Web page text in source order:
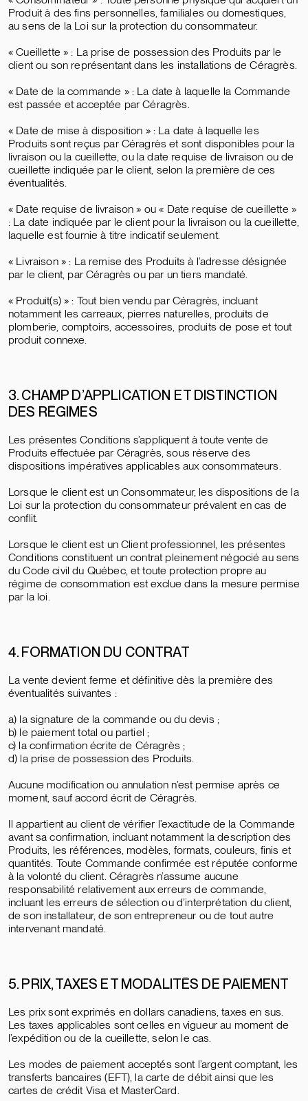
Produit à des fins personnelles, familiales ou domestiques,
au sens de la Loi sur la protection du consommateur.
« Cueillette » : La prise de possession des Produits par le
client ou son représentant dans les installations de Céragrès.
« Date de la commande » : La date à laquelle la Commande
est passée et acceptée par Céragrès.
« Date de mise à disposition » : La date à laquelle les
Produits sont reçus par Céragrès et sont disponibles pour la
livraison ou la cueillette, ou la date requise de livraison ou de
cueillette indiquée par le client, selon la première de ces
éventualités.
« Date requise de livraison » ou « Date requise de cueillette »
: La date indiquée par le client pour la livraison ou la cueillette,
laquelle est fournie à titre indicatif seulement.
« Livraison » : La remise des Produits à l’adresse désignée
par le client, par Céragrès ou par un tiers mandaté.
« Produit(s) » : Tout bien vendu par Céragrès, incluant
notamment les carreaux, pierres naturelles, produits de
plomberie, comptoirs, accessoires, produits de pose et tout
produit connexe.
3. CHAMP D’APPLICATION ET DISTINCTION
DES RÉGIMES
Les présentes Conditions s’appliquent à toute vente de
Produits effectuée par Céragrès, sous réserve des
dispositions impératives applicables aux consommateurs.
Lorsque le client est un Consommateur, les dispositions de la
Loi sur la protection du consommateur prévalent en cas de
conflit.
Lorsque le client est un Client professionnel, les présentes
Conditions constituent un contrat pleinement négocié au sens
du Code civil du Québec, et toute protection propre au
régime de consommation est exclue dans la mesure permise
par la loi.
4. FORMATION DU CONTRAT
La vente devient ferme et définitive dès la première des
éventualités suivantes :
a) la signature de la commande ou du devis ;
b) le paiement total ou partiel ;
c) la confirmation écrite de Céragrès ;
d) la prise de possession des Produits.
Aucune modification ou annulation n’est permise après ce
moment, sauf accord écrit de Céragrès.
Il appartient au client de vérifier l’exactitude de la Commande
avant sa confirmation, incluant notamment la description des
Produits, les références, modèles, formats, couleurs, finis et
quantités. Toute Commande confirmée est réputée conforme
à la volonté du client. Céragrès n’assume aucune
responsabilité relativement aux erreurs de commande,
incluant les erreurs de sélection ou d’interprétation du client,
de son installateur, de son entrepreneur ou de tout autre
intervenant mandaté.
5. PRIX, TAXES ET MODALITÉS DE PAIEMENT
Les prix sont exprimés en dollars canadiens, taxes en sus.
Les taxes applicables sont celles en vigueur au moment de
l’expédition ou de la cueillette, selon le cas.
Les modes de paiement acceptés sont l’argent comptant, les
transferts bancaires (EFT), la carte de débit ainsi que les
cartes de crédit Visa et MasterCard.